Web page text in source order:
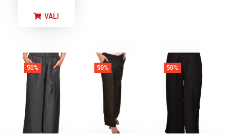
VALI
50% 50% 50%